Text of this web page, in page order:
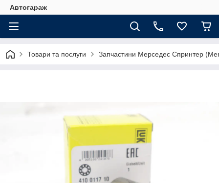
Автогараж
Товари та послуги Запчастини Мерседес Спринтер